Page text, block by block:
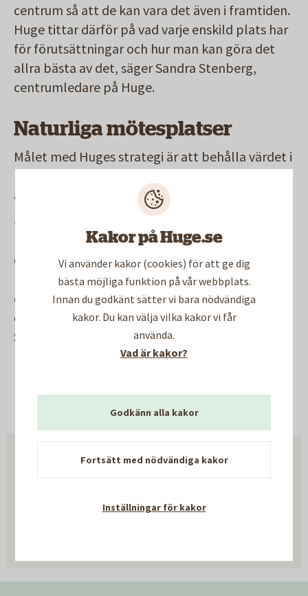
Kakor på Huge.se
Vi använder kakor (cookies) för att ge dig
bästa möjliga funktion på vår webbplats.
Innan du godkänt sätter vi bara nödvändiga
kakor. Du kan välja vilka kakor vi får
använda.
Vad är kakor?
Godkänn alla kakor
Fortsätt med nödvändiga kakor
Inställningar för kakor
centrum så att de kan vara det även i framtiden.
Huge tittar därför på vad varje enskild plats har
för förutsättningar och hur man kan göra det
allra bästa av det, säger Sandra Stenberg,
centrumledare på Huge.
Naturliga mötesplatser
Målet med Huges strategi är att behålla värdet i
att vara naturliga mötesplatser för invånarna.
– Ingen vill bo där det bara finns bostäder.
Invånarna vill ha en enkel vardag där de har det
de behöver i närheten av sina hem. Att bo och
leva ska vara socialt. Målet är att Huddinges
centrum ska vara självklara val för invånarna när
de ska handla eller umgås, säger Sandra
Stenberg.
Senast uppdaterad:13 juni 2022
Hjälpte informationen på den